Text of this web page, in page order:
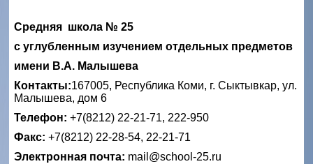
Средняя школа № 25
с углубленным изучением отдельных предметов
имени В.А. Малышева
Контакты:167005, Республика Коми, г. Сыктывкар, ул.
Малышева, дом 6
Телефон: +7(8212) 22-21-71, 222-950
Факс: +7(8212) 22-28-54, 22-21-71
Электронная почта: mail@school-25.ru